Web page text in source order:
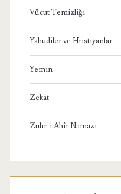
Vücut Temizliği
Yahudiler ve Hristiyanlar
Yemin
Zekat
Zuhr-i Ahîr Namazı